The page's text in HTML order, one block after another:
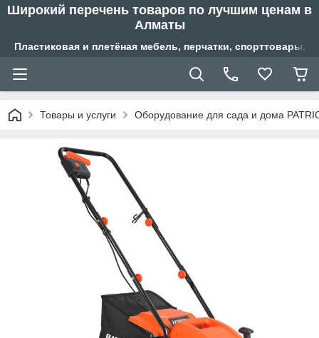
Широкий перечень товаров по лучшим ценам в
Алматы
Пластиковая и плетёная мебель, перчатки,
Товары и услуги Оборудование для сада и дома